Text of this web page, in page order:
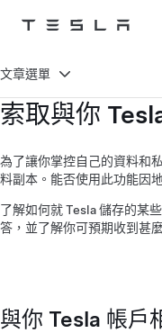
Tesla
索取與你
為了讓你掌控自己的資料和
料副本。能否使用此功能因
了解如何就 Tesla 儲存的某
答，並了解你可預期收到甚
與你 Tesla 帳戶
文章選單